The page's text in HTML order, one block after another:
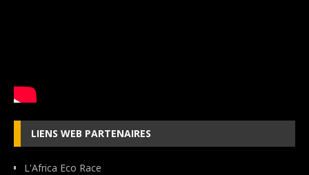
LIENS WEB PARTENAIRES
L'Africa Eco Race